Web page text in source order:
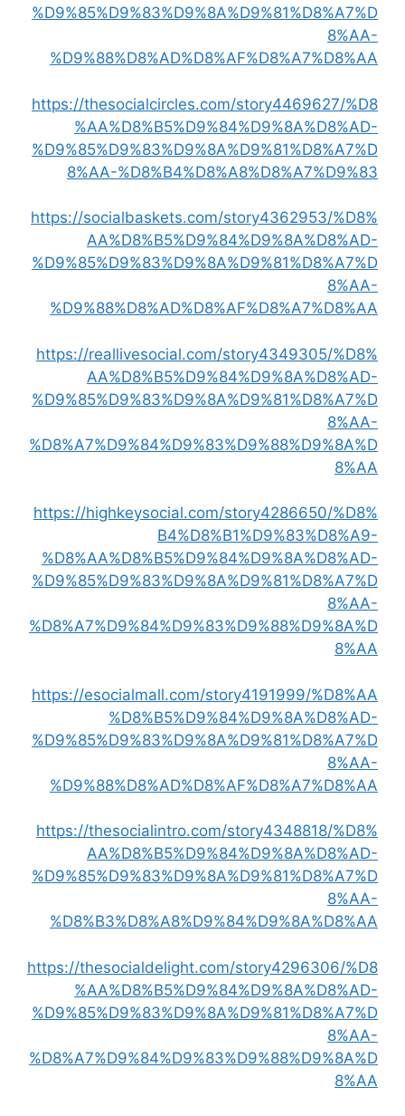
%D9%85%D9%83%D9%8A%D9%81%D8%A7%D
8%AA-
%D9%88%D8%AD%D8%AF%D8%A7%D8%AA
https://thesocialcircles.com/story4469627/%D8
%AA%D8%B5%D9%84%D9%8A%D8%AD-
%D9%85%D9%83%D9%8A%D9%81%D8%A7%D
8%AA-%D8%B4%D8%A8%D8%A7%D9%83
https://socialbaskets.com/story4362953/%D8%
AA%D8%B5%D9%84%D9%8A%D8%AD-
%D9%85%D9%83%D9%8A%D9%81%D8%A7%D
8%AA-
%D9%88%D8%AD%D8%AF%D8%A7%D8%AA
https://reallivesocial.com/story4349305/%D8%
AA%D8%B5%D9%84%D9%8A%D8%AD-
%D9%85%D9%83%D9%8A%D9%81%D8%A7%D
8%AA-
%D8%A7%D9%84%D9%83%D9%88%D9%8A%D
8%AA
https://highkeysocial.com/story4286650/%D8%
B4%D8%B1%D9%83%D8%A9-
%D8%AA%D8%B5%D9%84%D9%8A%D8%AD-
%D9%85%D9%83%D9%8A%D9%81%D8%A7%D
8%AA-
%D8%A7%D9%84%D9%83%D9%88%D9%8A%D
8%AA
https://esocialmall.com/story4191999/%D8%AA
%D8%B5%D9%84%D9%8A%D8%AD-
%D9%85%D9%83%D9%8A%D9%81%D8%A7%D
8%AA-
%D9%88%D8%AD%D8%AF%D8%A7%D8%AA
https://thesocialintro.com/story4348818/%D8%
AA%D8%B5%D9%84%D9%8A%D8%AD-
%D9%85%D9%83%D9%8A%D9%81%D8%A7%D
8%AA-
%D8%B3%D8%A8%D9%84%D9%8A%D8%AA
https://thesocialdelight.com/story4296306/%D8
%AA%D8%B5%D9%84%D9%8A%D8%AD-
%D9%85%D9%83%D9%8A%D9%81%D8%A7%D
8%AA-
%D8%A7%D9%84%D9%83%D9%88%D9%8A%D
8%AA